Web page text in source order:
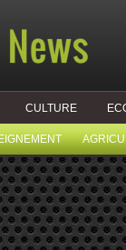
CULTURE